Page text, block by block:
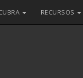
RECURSOS